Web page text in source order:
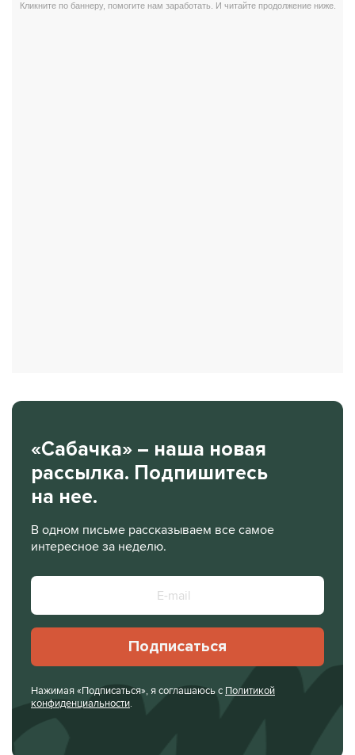
«Сабачка» – наша новая
рассылка. Подпишитесь
на нее.
В одном письме рассказываем все самое
интересное за неделю.
Подписаться
Нажимая «Подписаться», я соглашаюсь с Политикой
конфиденциальности.